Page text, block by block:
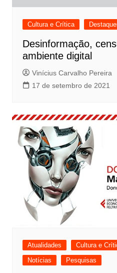
Cultura e Crítica
Desinformação,
ambiente digital
Vinícius Carvalho Pereira
17 de setembro de 2021
Atualidades Cultura e
Notícias
Pesquisas